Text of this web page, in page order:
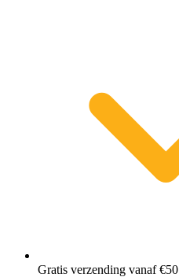
Gratis verzending vanaf €50